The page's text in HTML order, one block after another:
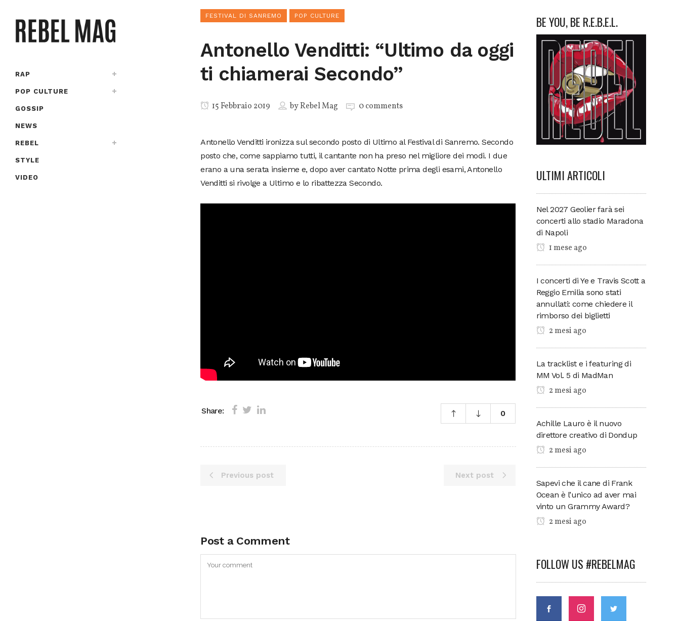
RAP
POP CULTURE
GOSSIP
NEWS
REBEL
STYLE
VIDEO
FESTIVAL DI SANREMO POP CULTURE
Antonello Venditti: “Ultimo da oggi
ti chiamerai Secondo”
15 Febbraio 2019 byRebel Mag 0 comments
Antonello Venditti ironizza sul secondo posto di Ultimo al Festival di Sanremo. Secondo
posto che, come sappiamo tutti, il cantante non ha preso nel migliore dei modi. I due
erano a una serata insieme e, dopo aver cantato Notte prima degli esami, Antonello
Venditti si rivolge a Ultimo e lo ribattezza Secondo.
Share: 0
Previous post Next post
Post a Comment
BE YOU, BE R.E.B.E.L.
ULTIMI ARTICOLI
Nel 2027 Geolier farà sei
concerti allo stadio Maradona
di Napoli
1 mese ago
I concerti di Ye e Travis Scott a
Reggio Emilia sono stati
annullati: come chiedere il
rimborso dei biglietti
2 mesi ago
La tracklist e i featuring di
MM Vol. 5 di MadMan
2 mesi ago
Achille Lauro è il nuovo
direttore creativo di Dondup
2 mesi ago
Sapevi che il cane di Frank
Ocean è l’unico ad aver mai
vinto un Grammy Award?
2 mesi ago
FOLLOW US #REBELMAG